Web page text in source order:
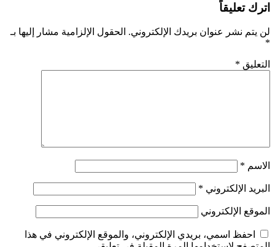
اترك تعليقاً
لن يتم نشر عنوان بريدك الإلكتروني. الحقول الإلزامية مشار إليها بـ
*
التعليق *
الاسم *
البريد الإلكتروني *
الموقع الإلكتروني
احفظ اسمي، بريدي الإلكتروني، والموقع الإلكتروني في هذا